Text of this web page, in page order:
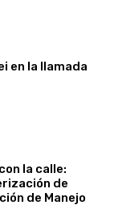
en la llamada
la calle:
de
de Manejo